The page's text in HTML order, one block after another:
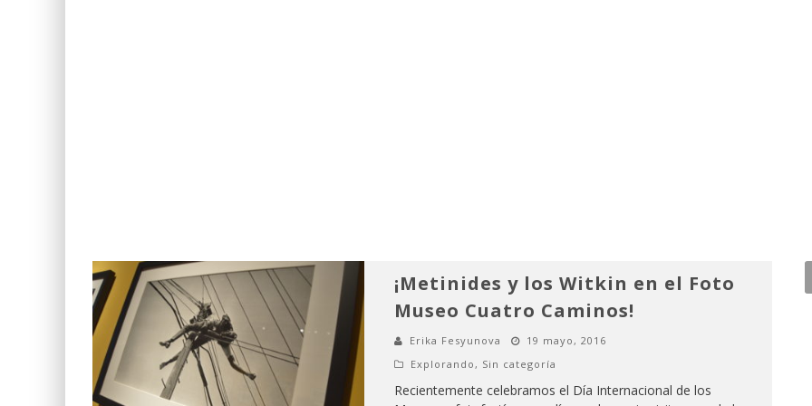
¡Metinides y los Witkin en el Foto
Museo Cuatro Caminos!
Erika Fesyunova
19 mayo, 2016
Explorando, Sin categoría
Recientemente celebramos el Día Internacional de los